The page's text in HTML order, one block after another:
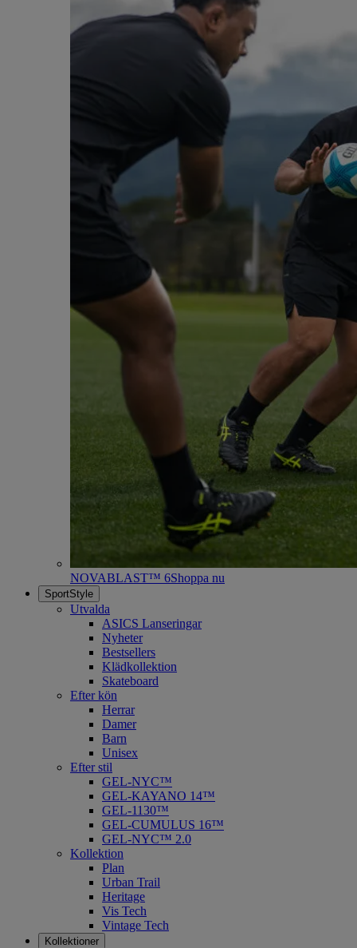
NOVABLAST™ 6Shoppa nu
SportStyle
Utvalda
ASICS Lanseringar
Nyheter
Bestsellers
Klädkollektion
Skateboard
Efter kön
Herrar
Damer
Barn
Unisex
Efter stil
GEL-NYC™
GEL-KAYANO 14™
GEL-1130™
GEL-CUMULUS 16™
GEL-NYC™ 2.0
Kollektion
Plan
Urban Trail
Heritage
Vis Tech
Vintage Tech
Kollektioner